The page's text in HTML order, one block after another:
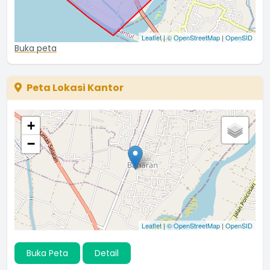
Leaflet|© OpenStreetMap | OpenSID
Buka peta
Peta Lokasi Kantor
+
−
Leaflet|© OpenStreetMap| OpenSID
Buka Peta Detail